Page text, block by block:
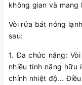
không gian và mang
Vòi rửa bát nóng
sau:
1. Đa chức năng:
nhiều tính năng hữu
chỉnh nhiệt độ...